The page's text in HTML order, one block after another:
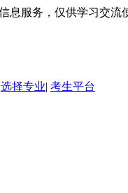
服务，仅供学习交流
选择专业| 考生平台